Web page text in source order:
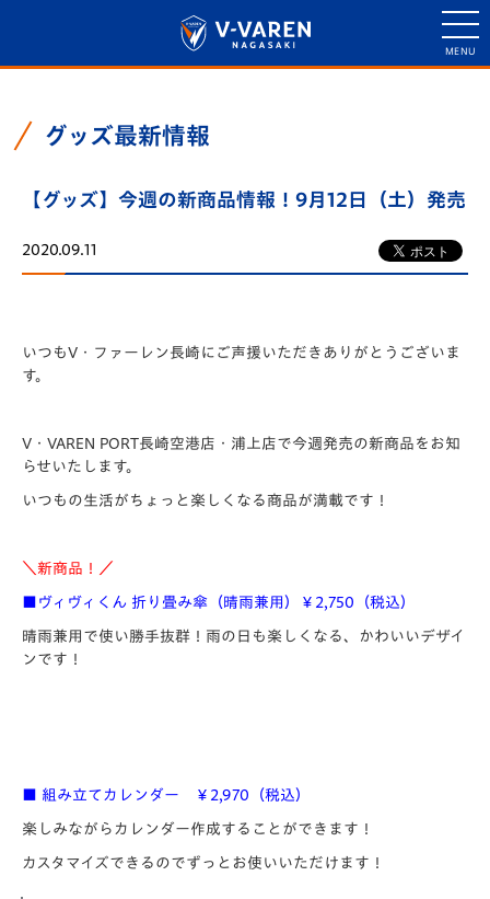
グッズ最新情報
【グッズ】今週の新商品情報！9月12日（土）発売
2020.09.11
いつもV・ファーレン長崎にご声援いただきありがとうございま
す。
V・VAREN PORT長崎空港店・浦上店で今週発売の新商品をお知
らせいたします。
いつもの生活がちょっと楽しくなる商品が満載です！
＼新商品！／
■ヴィヴィくん 折り畳み傘（晴雨兼用）￥2,750（税込）
晴雨兼用で使い勝手抜群！雨の日も楽しくなる、かわいいデザイ
ンです！
■ 組み立てカレンダー ￥2,970（税込）
楽しみながらカレンダー作成することができます！
カスタマイズできるのでずっとお使いいただけます！